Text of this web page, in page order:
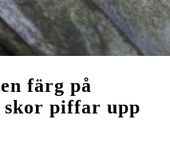
färg på
skor piffar upp